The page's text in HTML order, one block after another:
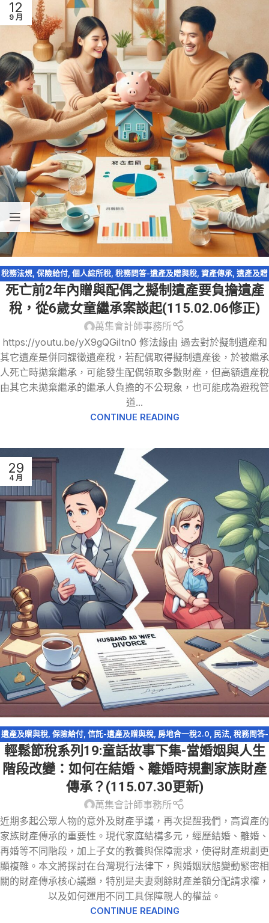
12
9 月
稅務法規, 保險給付, 個人綜所稅, 稅務問答-遺產及贈與稅, 資產傳承, 遺產及贈
與稅, 配偶剩餘財產差額分配請求權
死亡前2年內贈與配偶之擬制遺產要負擔遺產
稅，從6歲女童繼承案談起(115.02.06修正)
萬集會計師事務所
https://youtu.be/yX9gQGiItn0 修法緣由 過去對於擬制遺產和
其它遺產是併同課徵遺產稅，若配偶取得擬制遺產後，於被繼承
人死亡時拋棄繼承，可能發生配偶領取多數財產，但高額遺產稅
由其它未拋棄繼承的繼承人負擔的不公現象，也可能成為避稅管
道...
CONTINUE READING
29
4 月
遺產及贈與稅, 保險給付, 信託-遺產及贈與稅, 房地合一稅2.0, 民法, 稅務問答-
遺產及贈與稅,資產傳承, 輕鬆節稅,農地,遺產特留分,配偶剩餘財產差額分配
請求權,閉鎖型股份有限公司
輕鬆節稅系列19:童話故事下集-當婚姻與人生
階段改變：如何在結婚、離婚時規劃家族財產
傳承？(115.07.30更新)
萬集會計師事務所
近期多起公眾人物的意外及財產爭議，再次提醒我們，高資產的
家族財產傳承的重要性。現代家庭結構多元，經歷結婚、離婚、
再婚等不同階段，加上子女的教養與保障需求，使得財產規劃更
顯複雜。本文將探討在台灣現行法律下，與婚姻狀態變動緊密相
關的財產傳承核心議題，特別是夫妻剩餘財產差額分配請求權，
以及如何運用不同工具保障親人的權益。
CONTINUE READING